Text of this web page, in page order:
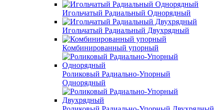
Игольчатый Радиальный Однорядный
Игольчатый Радиальный Двухрядный
Комбинированный упорный
Роликовый Радиально-Упорный
Однорядный